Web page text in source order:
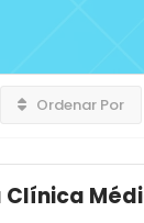
Ordenar Por
Clínica